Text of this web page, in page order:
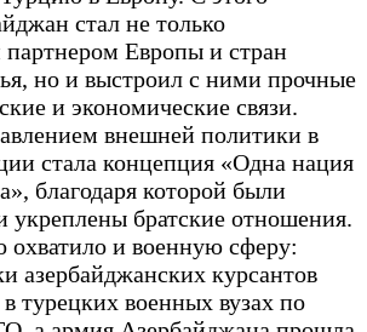
стал не только
партнером Европы и стран
но и выстроил с ними прочные
и экономические связи.
внешней политики в
стала концепция «Одна нация
благодаря которой были
укреплены братские отношения.
охватило и военную сферу:
азербайджанских курсантов
в турецких военных вузах по